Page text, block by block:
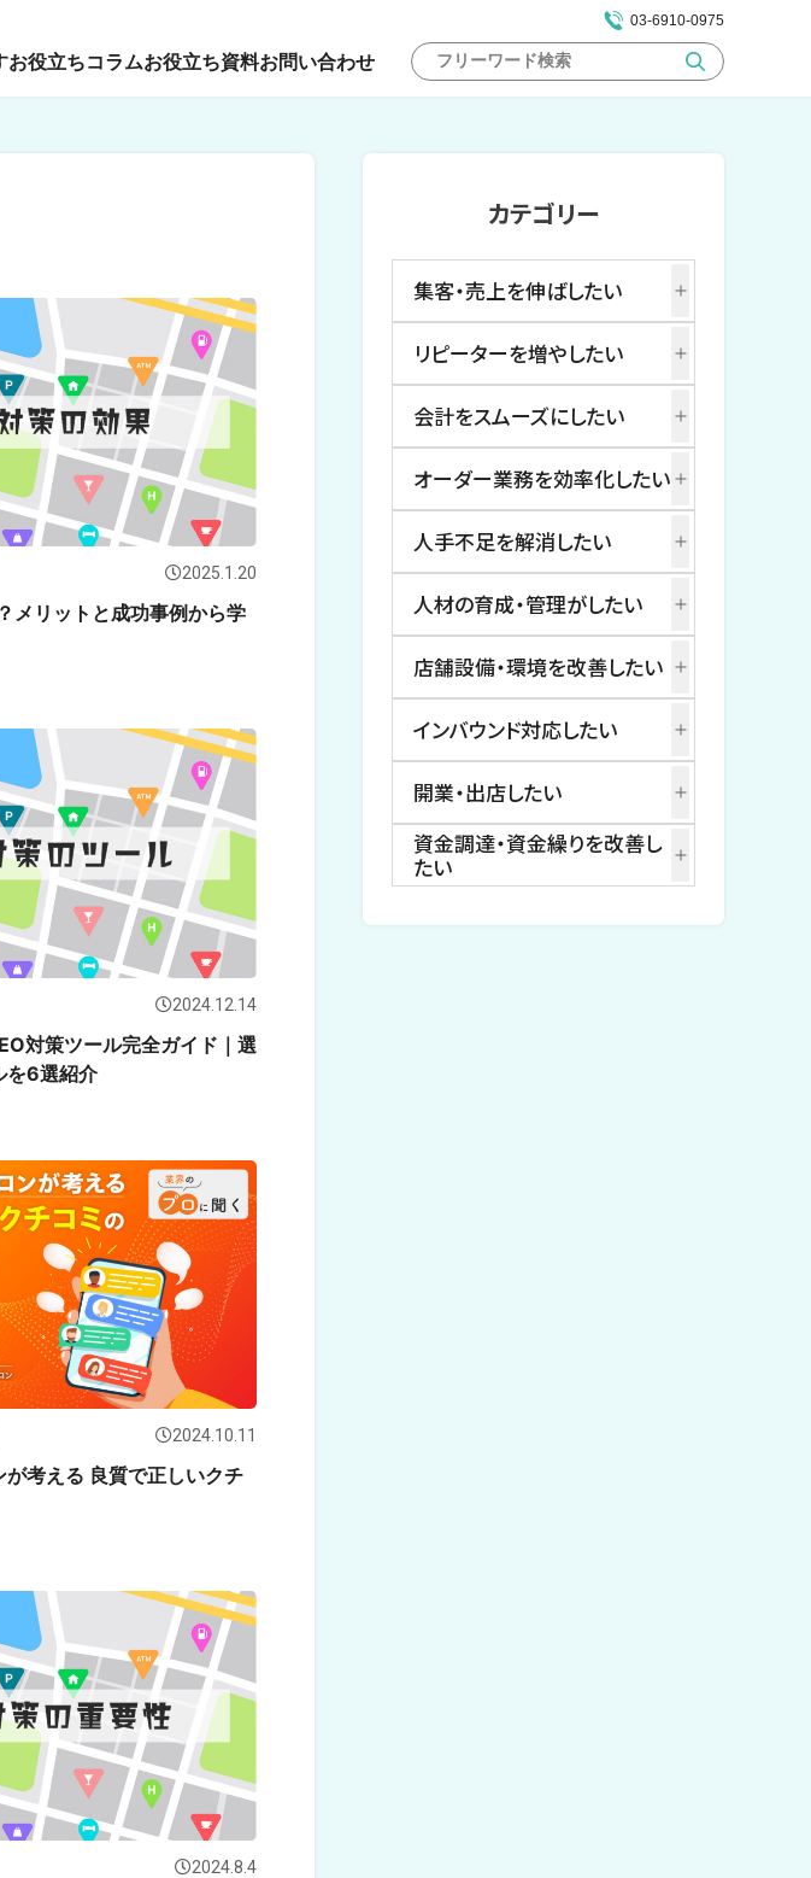
03-6910-0975
お役立ちコラムお役立ち資料お問い合わせ
2025.1.20
メリットと成功事例から学
2024.12.14
対策ツール完全ガイド｜選
を6選紹介
2024.10.11
考える 良質で正しいクチ
2024.8.4
カテゴリー
集客・売上を伸ばしたい
リピーターを増やしたい
会計をスムーズにしたい
オーダー業務を効率化したい
人手不足を解消したい
人材の育成・管理がしたい
店舗設備・環境を改善したい
インバウンド対応したい
開業・出店したい
資金調達・資金繰りを改善し
たい